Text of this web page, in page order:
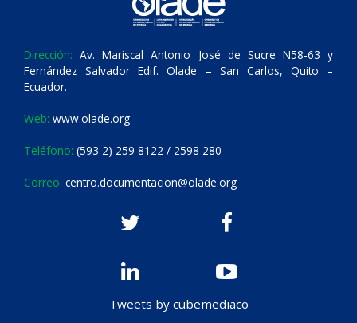
Dirección: Av. Mariscal Antonio José de Sucre N58-63 y
Fernández Salvador Edif. Olade – San Carlos, Quito –
Ecuador.
Web: www.olade.org
Teléfono: (593 2) 259 8122 / 2598 280
Correo: centro.documentacion@olade.org
Tweets by cubemediaco